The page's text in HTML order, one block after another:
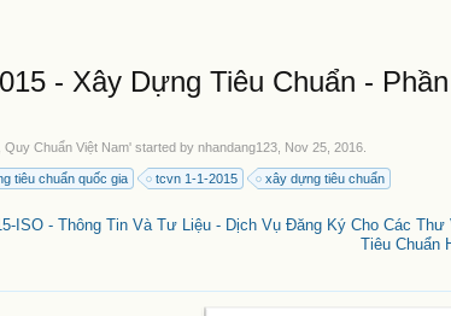
- Xây Dựng Tiêu Chuẩn -
Quy Chuẩn Việt Nam' started bynhandang123 Nov 25, 2016
tiêu chuẩn quốc gia tcvn 1-1-2015 xây dựng tiêu chuẩn
ISO - Thông Tin Và Tư Liệu - Dịch Vụ Đăng Ký Cho Các
Tiêu Chuẩn